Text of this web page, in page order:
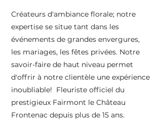
Créateurs d'ambiance florale; notre
expertise se situe tant dans les
événements de grandes envergures,
les mariages, les fêtes privées. Notre
savoir-faire de haut niveau permet
d'offrir à notre clientèle une expérience
inoubliable! Fleuriste officiel du
prestigieux Fairmont le Château
Frontenac depuis plus de 15 ans.